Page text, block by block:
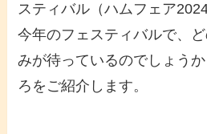
スティバル（ハムフェア
今年のフェスティバルで、
みが待っているのでしょう
ろをご紹介します。